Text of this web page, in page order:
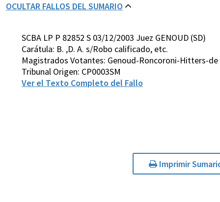
OCULTAR FALLOS DEL SUMARIO
SCBA LP P 82852 S 03/12/2003 Juez GENOUD (SD)
Carátula: B. ,D. A. s/Robo calificado, etc.
Magistrados Votantes: Genoud-Roncoroni-Hitters-
Tribunal Origen: CP0003SM
Ver el Texto Completo del Fallo
Imprimir